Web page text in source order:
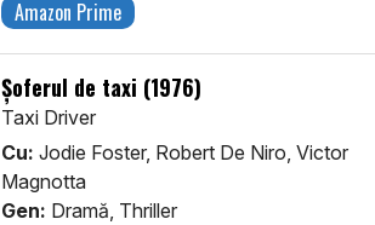
Amazon Prime
Șoferul de taxi (1976)
Taxi Driver
Cu: Jodie Foster, Robert De Niro, Victor
Magnotta
Gen: Dramă, Thriller